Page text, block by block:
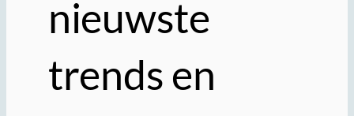
nieuwste
trends en